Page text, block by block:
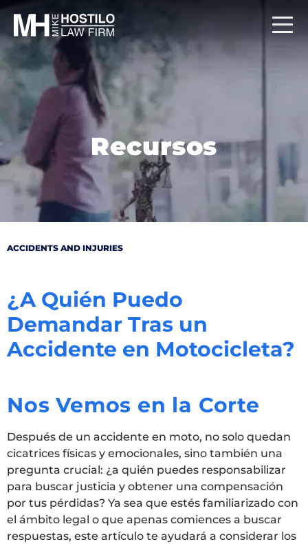
Recursos
ACCIDENTS AND INJURIES
¿A Quién Puedo
Demandar Tras un
Accidente en Motocicleta?
Nos Vemos en la Corte
Después de un accidente en moto, no solo quedan
cicatrices físicas y emocionales, sino también una
pregunta crucial: ¿a quién puedes responsabilizar
para buscar justicia y obtener una compensación
por tus pérdidas? Ya sea que estés familiarizado con
el ámbito legal o que apenas comiences a buscar
respuestas, este artículo te ayudará a considerar los